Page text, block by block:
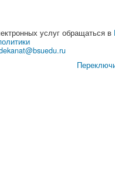
услуг обращаться в